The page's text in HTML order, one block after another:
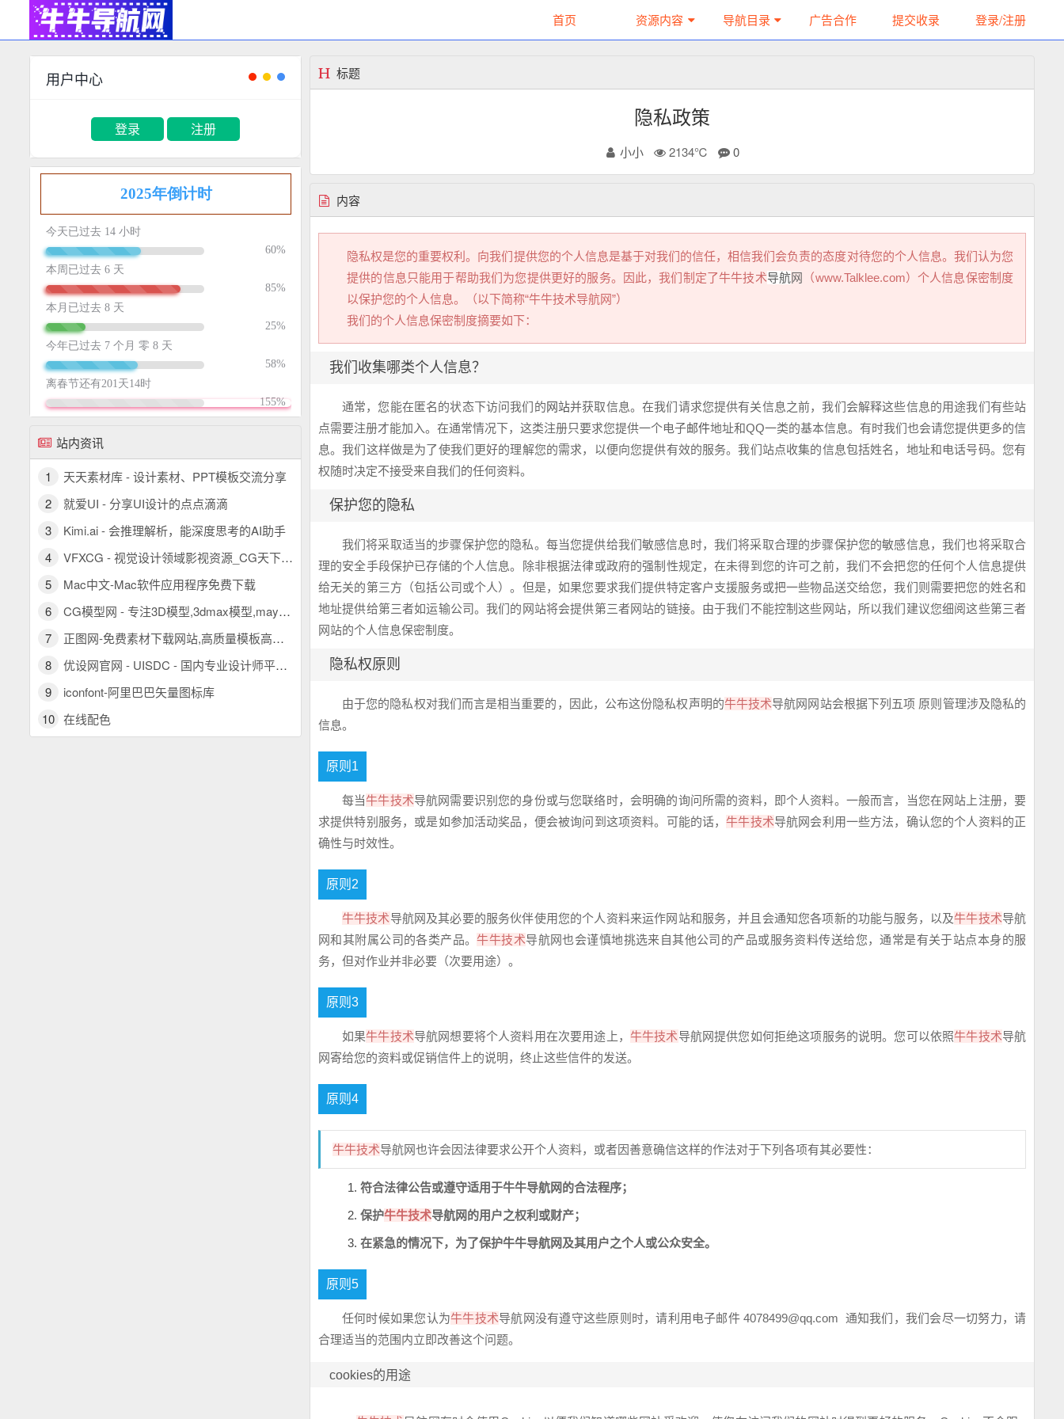
首页 资源内容 导航目录 广告合作 提交收录 登录/注册
标题
隐私政策
小小 2134℃ 0
内容
隐私权是您的重要权利。向我们提供您的个人信息是基于对我们的信任，相信我们会负责的态度对待您的个人信息。我们认为您
提供的信息只能用于帮助我们为您提供更好的服务。因此，我们制定了牛牛技术导航网
（www.Talklee.com）个人信息保密制度
以保护您的个人信息。（以下简称“牛牛技术导航网”）
我们的个人信息保密制度摘要如下：
我们收集哪类个人信息？
通常，您能在匿名的状态下访问我们的网站并获取信息。在我们请求您提供有关信息之前，我们会解释这些信息的用途我们有些站
点需要注册才能加入。在通常情况下，这类注册只要求您提供一个电子邮件地址和QQ一类的基本信息。有时我们也会请您提供更多的信
息。我们这样做是为了使我们更好的理解您的需求，以便向您提供有效的服务。我们站点收集的信息包括姓名，地址和电话号码。您有
权随时决定不接受来自我们的任何资料。
保护您的隐私
我们将采取适当的步骤保护您的隐私。每当您提供给我们敏感信息时，我们将采取合理的步骤保护您的敏感信息，我们也将采取合
理的安全手段保护已存储的个人信息。除非根据法律或政府的强制性规定，在未得到您的许可之前，我们不会把您的任何个人信息提供
给无关的第三方（包括公司或个人）。但是，如果您要求我们提供特定客户支援服务或把一些物品送交给您，我们则需要把您的姓名和
地址提供给第三者如运输公司。我们的网站将会提供第三者网站的链接。由于我们不能控制这些网站，所以我们建议您细阅这些第三者
网站的个人信息保密制度。
隐私权原则
由于您的隐私权对我们而言是相当重要的，因此，公布这份隐私权声明的牛牛技术导航网 网站会根据下列五项 原则管理涉及隐私的
信息。
原则1
每当牛牛技术导航网需要识别您的身份或与您联络时，会明确的询问所需的资料，即个人资料。一般而言，当您在网站上注册，要
求提供特别服务，或是如参加活动奖品，便会被询问到这项资料。可能的话，牛牛技术导航网会利用一些方法，确认您的个人资料的正
确性与时效性。
原则2
牛牛技术导航网及其必要的服务伙伴使用您的个人资料来运作网站和服务，并且会通知您各项新的功能与服务，以及牛牛技术导航
网和其附属公司的各类产品。牛牛技术导航网也会谨慎地挑选来自其他公司的产品或服务资料传送给您，通常是有关于站点本身的服
务，但对作业并非必要（次要用途）。
原则3
如果牛牛技术导航网想要将个人资料用在次要用途上， 牛牛技术导航网提供您如何拒绝这项服务的说明。您可以依照牛牛技术导航
网寄给您的资料或促销信件上的说明，终止这些信件的发送。
原则4
牛牛技术导航网也许会因法律要求公开个人资料，或者因善意确信这样的作法对于下列各项有其必要性：
符合法律公告或遵守适用于牛牛导航网的合法程序；
保护牛牛技术导航网的用户之权利或财产；
在紧急的情况下，为了保护牛牛导航网及其用户之个人或公众安全。
原则5
任何时候如果您认为牛牛技术导航网没有遵守这些原则时，请利用电子邮件4078499@qq.com 通知我们，我们会尽一切努力，请
合理适当的范围内立即改善这个问题。
cookies的用途
用户中心
登录 注册
站内资讯
1
天天素材库 - 设计素材、PPT模板交流分享
2
就爱UI - 分享UI设计的点点滴滴
3
Kimi.ai - 会推理解析，能深度思考的AI助手
4
VFXCG - 视觉设计领域影视资源_CG天下 PR模板/AE模板/FCPX插件/视频素材
5
Mac中文-Mac软件应用程序免费下载
6
CG模型网 - 专注3D模型,3dmax模型,maya模型,c4d模型,优质三维模型素材下载
7
正图网-免费素材下载网站,高质量模板高清图片设计素材图库
8
优设网官网 - UISDC - 国内专业设计师平台 - 看设计文章，学AIGC教程，找灵感素材，尽在优设网！
9
iconfont-阿里巴巴矢量图标库
10 在线配色